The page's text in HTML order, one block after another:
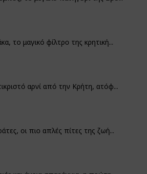
το μαγικό φίλτρο της κρητική...
αρνί από την Κρήτη, ατόφ...
οι πιο απλές πίτες της ζωή...